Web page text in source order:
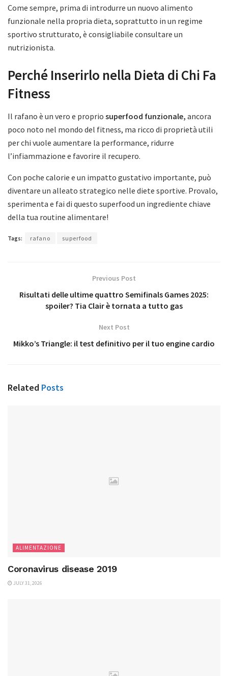
Come sempre, prima di introdurre un nuovo alimento
funzionale nella propria dieta, soprattutto in un regime
sportivo strutturato, è consigliabile consultare un
nutrizionista.
Perché Inserirlo nella Dieta di Chi Fa
Fitness
Il rafano è un vero e proprio superfood funzionale, ancora
poco noto nel mondo del fitness, ma ricco di proprietà utili
per chi vuole aumentare la performance, ridurre
l’infiammazione e favorire il recupero.
Con poche calorie e un impatto gustativo importante, può
diventare un alleato strategico nelle diete sportive. Provalo,
sperimenta e fai di questo superfood un ingrediente chiave
della tua routine alimentare!
Tags: rafano superfood
Previous Post
Risultati delle ultime quattro Semifinals Games 2025:
spoiler? Tia Clair è tornata a tutto gas
Next Post
Mikko’s Triangle: il test definitivo per il tuo engine cardio
Related Posts
ALIMENTAZIONE
Coronavirus disease 2019
JULY 31, 2026